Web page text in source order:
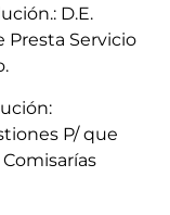
D.E.
Presta Servicio
P/ que